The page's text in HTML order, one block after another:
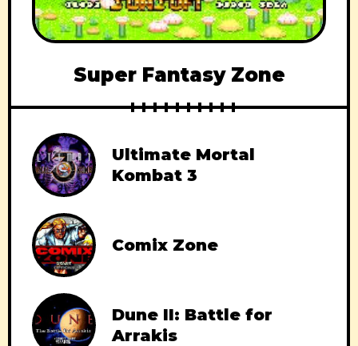
Super Fantasy Zone
Ultimate Mortal
Kombat 3
Comix Zone
Dune II: Battle for
Arrakis